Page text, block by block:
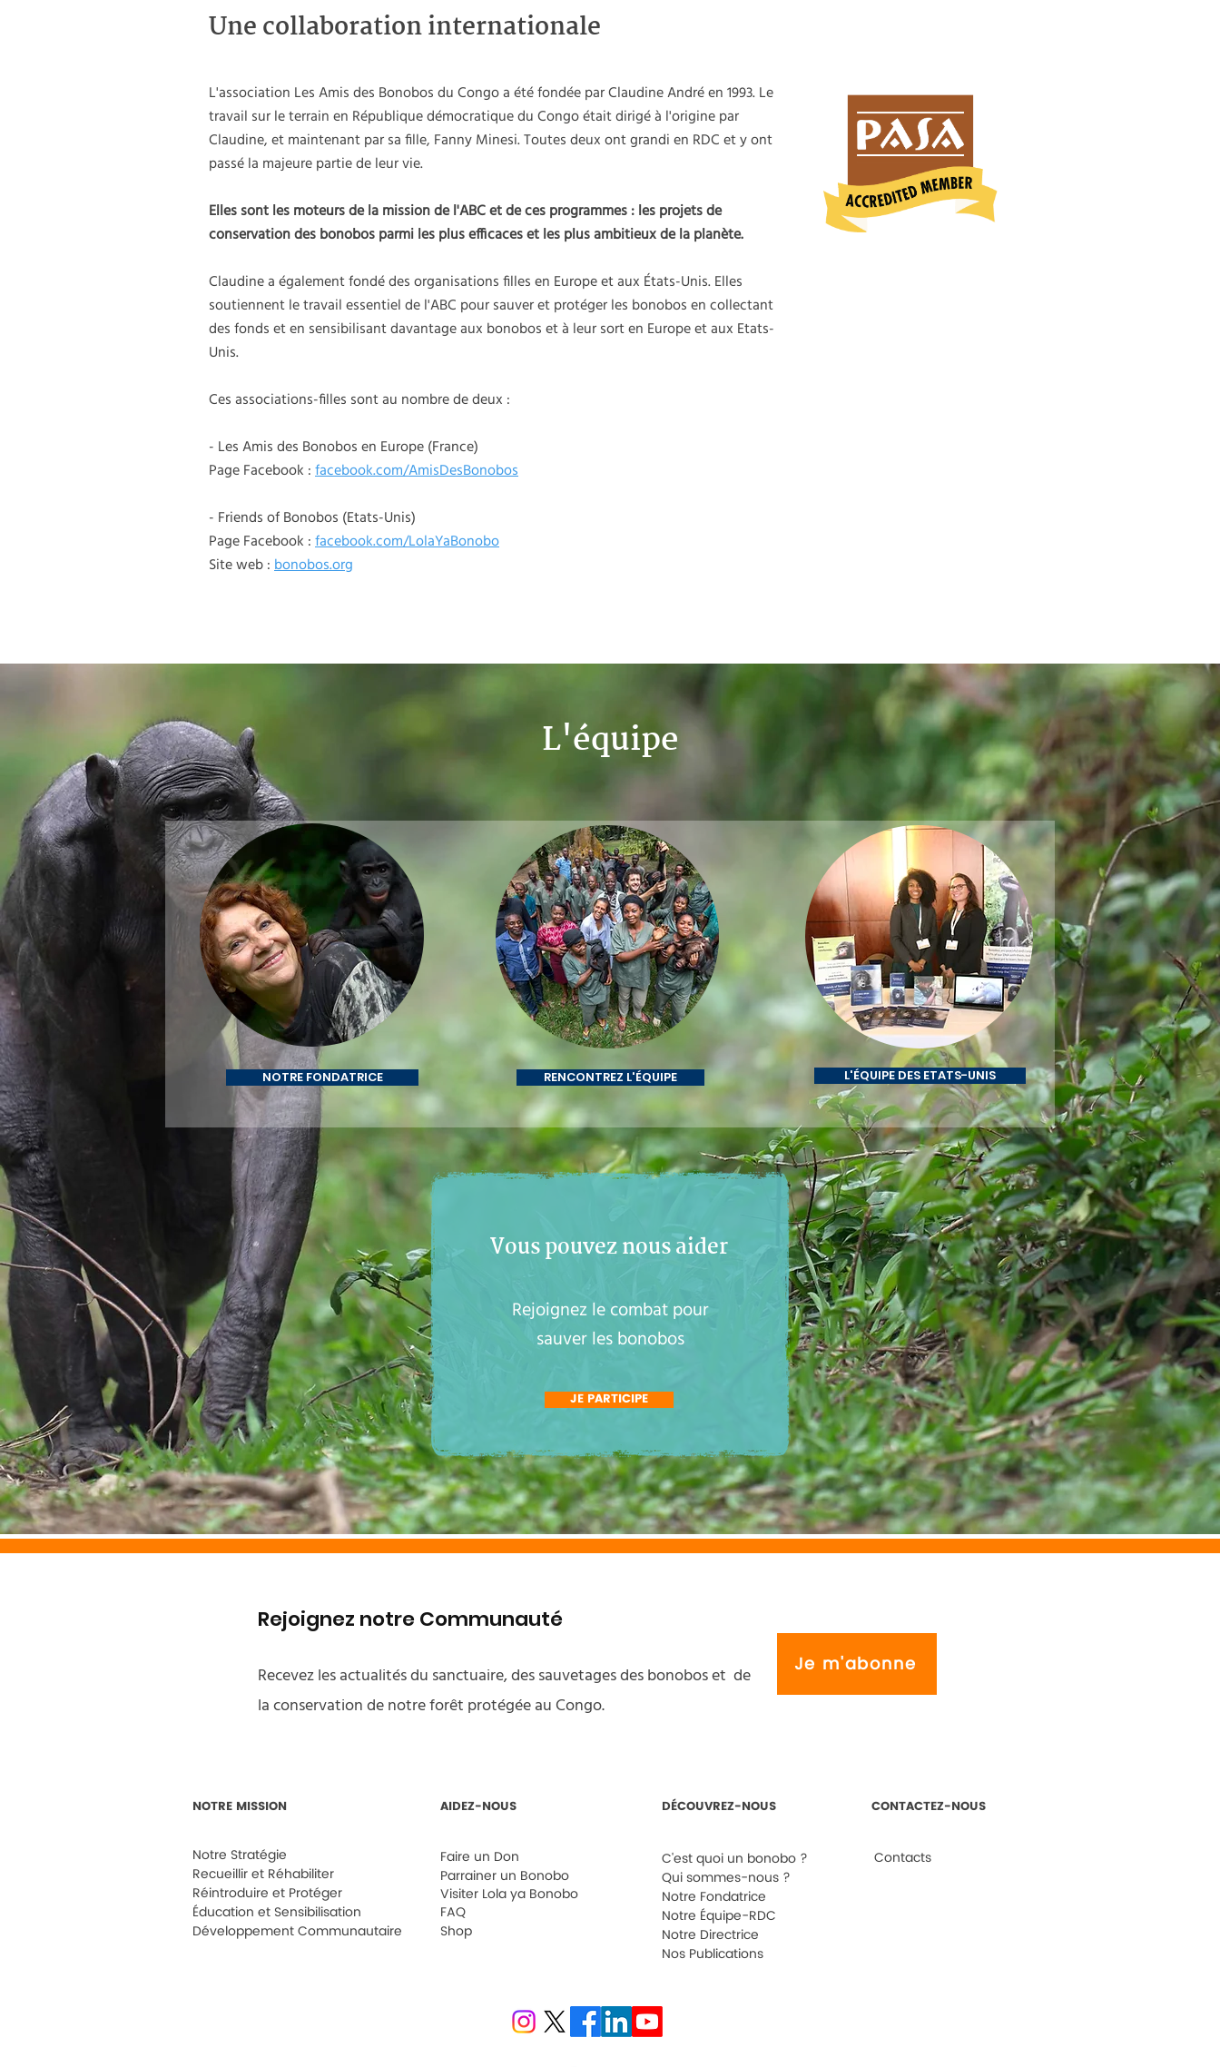
Une collaboration internationale
L'association Les Amis des Bonobos du Congo a été fondée par Claudine André en 1993. Le
travail sur le terrain en République démocratique du Congo était dirigé à l'origine par
Claudine, et maintenant par sa fille, Fanny Minesi. Toutes deux ont grandi en RDC et y ont
passé la majeure partie de leur vie.
Elles sont les moteurs de la mission de l'ABC et de ces programmes : les projets de
conservation des bonobos parmi les plus efficaces et les plus ambitieux de la planète.
Claudine a également fondé des organisations filles en Europe et aux États-Unis. Elles
soutiennent le travail essentiel de l'ABC pour sauver et protéger les bonobos en collectant
des fonds et en sensibilisant davantage aux bonobos et à leur sort en Europe et aux Etats-
Unis.
Ces associations-filles sont au nombre de deux :
- Les Amis des Bonobos en Europe (France)
Page Facebook :facebook.com/AmisDesBonobos
- Friends of Bonobos (Etats-Unis)
Page Facebook :facebook.com/LolaYaBonobo
Site web :bonobos.org
L'équipe
DESIGN
NOTRE FONDATRICE
STORYTELLING
RENCONTREZ L'ÉQUIPE L'ÉQUIPE DES ETATS-UNIS
Vous pouvez nous aider
Rejoignez le combat pour
sauver les bonobos
JE PARTICIPE
Rejoignez notre Communauté
Recevez les actualités du sanctuaire, des sauvetages des bonobos et de
la conservation de notre forêt protégée au Congo.
Je m'abonne
NOTRE MISSION
Notre Stratégie
Recueillir et Réhabiliter
Réintroduire et Protéger
Éducation et Sensibilisation
Développement Communautaire
AIDEZ-NOUS
Faire un Don
Parrainer un Bonobo
Visiter Lola ya Bonobo
FAQ
Shop
DÉCOUVREZ-NOUS
C'est quoi un bonobo ?
Qui sommes-nous ?
Notre Fondatrice
Notre Équipe-RDC
Notre Directrice
Nos Publications
CONTACTEZ-NOUS
Contacts